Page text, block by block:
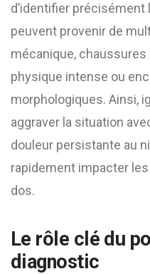
d’identifier précisément
peuvent provenir de
mécanique,
physique intense ou
morphologiques. Ainsi,
aggraver la situation
douleur persistante au
rapidement impacter
dos.
Le rôle clé du
diagnostic